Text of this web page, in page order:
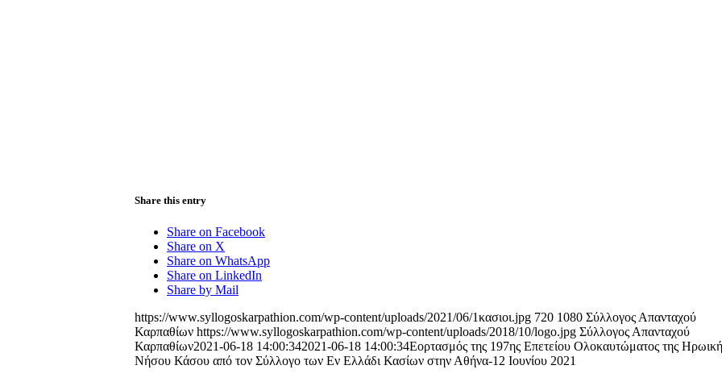
Share this entry
Share on Facebook
Share on X
Share on WhatsApp
Share on LinkedIn
Share by Mail
https://www.syllogoskarpathion.com/wp-content/uploads/2021/06/1κασιοι.jpg 720 1080 Σύλλογος Απανταχού
Καρπαθίων https://www.syllogoskarpathion.com/wp-content/uploads/2018/10/logo.jpg Σύλλογος Απανταχού
Καρπαθίων2021-06-18 14:00:342021-06-18 14:00:34Εορτασμός της 197ης Επετείου Ολοκαυτώματος της
Νήσου Κάσου από τον Σύλλογο των Εν Ελλάδι Κασίων στην Αθήνα-12 Ιουνίου 2021